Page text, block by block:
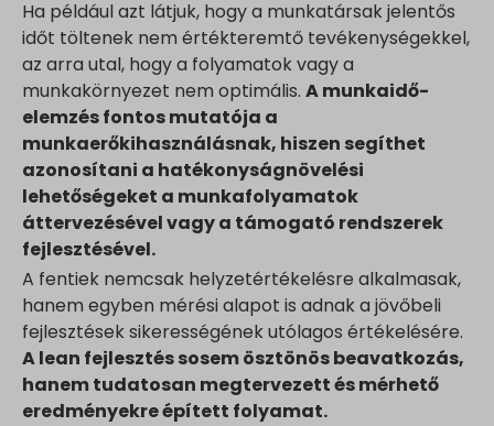
Ha például azt látjuk, hogy a munkatársak jelentős
időt töltenek nem értékteremtő tevékenységekkel,
az arra utal, hogy a folyamatok vagy a
munkakörnyezet nem optimális. A munkaidő-
elemzés fontos mutatója a
munkaerőkihasználásnak, hiszen segíthet
azonosítani a hatékonyságnövelési
lehetőségeket a munkafolyamatok
áttervezésével vagy a támogató rendszerek
fejlesztésével.
A fentiek nemcsak helyzetértékelésre alkalmasak,
hanem egyben mérési alapot is adnak a jövőbeli
fejlesztések sikerességének utólagos értékelésére.
A lean fejlesztés sosem ösztönös beavatkozás,
hanem tudatosan megtervezett és mérhető
eredményekre épített folyamat.